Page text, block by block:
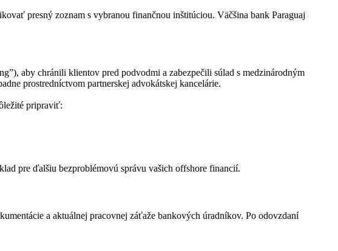
presný zoznam s vybranou finančnou inštitúciou. Väčšina bank Paraguaj
aby chránili klientov pred podvodmi a zabezpečili súlad s medzinárodným
prostredníctvom partnerskej advokátskej kancelárie.
pripraviť:
pre ďalšiu bezproblémovú správu vašich offshore financií.
a aktuálnej pracovnej záťaže bankových úradníkov. Po odovzdaní